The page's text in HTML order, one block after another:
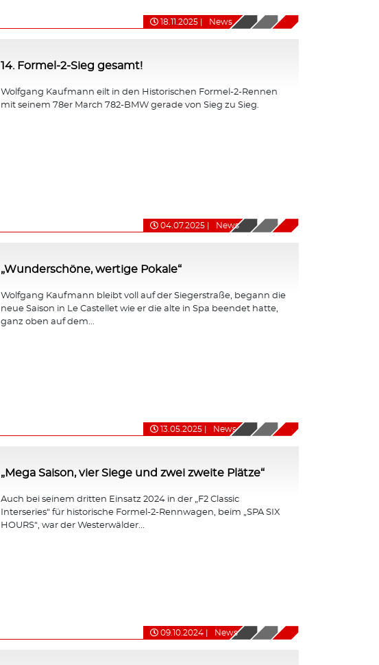
18.11.2025 News
14. Formel-2-Sieg gesamt!
Wolfgang Kaufmann eilt in den Historischen Formel-2-Rennen
mit seinem 78er March 782-BMW gerade von Sieg zu Sieg.
04.07.2025 News
„Wunderschöne, wertige Pokale“
Wolfgang Kaufmann bleibt voll auf der Siegerstraße, begann die
neue Saison in Le Castellet wie er die alte in Spa beendet hatte,
ganz oben auf dem...
13.05.2025 News
„Mega Saison, vier Siege und zwei zweite Plätze“
Auch bei seinem dritten Einsatz 2024 in der „F2 Classic
Interseries“ für historische Formel-2-Rennwagen, beim „SPA SIX
HOURS“, war der Westerwälder...
09.10.2024 News